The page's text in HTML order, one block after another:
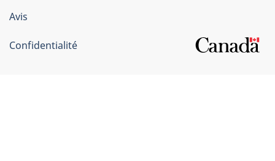
Canada
Avis
Confidentialité